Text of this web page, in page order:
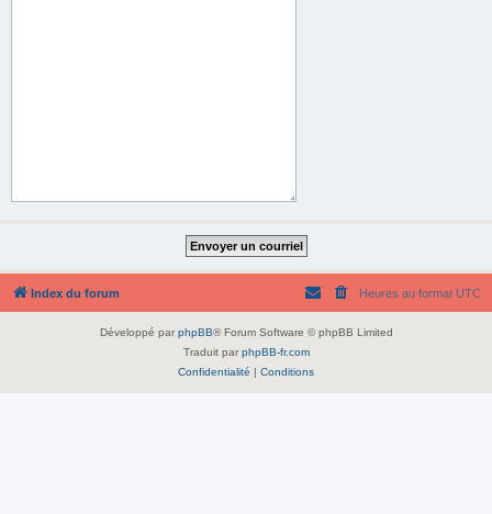
Index du forum Heures au format UTC
Développé par phpBB® Forum Software © phpBB Limited
Traduit par phpBB-fr.com
Confidentialité | Conditions